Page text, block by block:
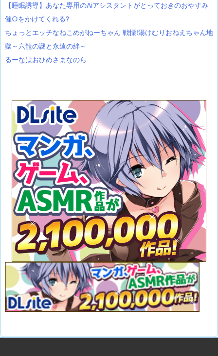
【睡眠誘導】あなた専用のAiアシスタントがとっておきのおやすみ
催○をかけてくれる?
ちょっとエッチなねこめがねーちゃん 戦慄!湯けむりおねえちゃん地
獄～六龍の謎と永遠の絆～
るーなはおひめさまなのら